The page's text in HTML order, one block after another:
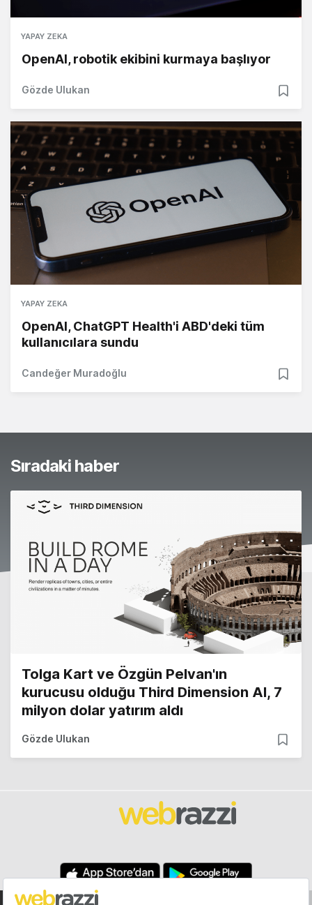
YAPAY ZEKA
OpenAI, robotik ekibini kurmaya başlıyor
Gözde Ulukan
YAPAY ZEKA
OpenAI, ChatGPT Health'i ABD'deki tüm
kullanıcılara sundu
Candeğer Muradoğlu
Sıradaki haber
Tolga Kart ve Özgün Pelvan'ın
kurucusu olduğu Third Dimension AI, 7
milyon dolar yatırım aldı
Gözde Ulukan